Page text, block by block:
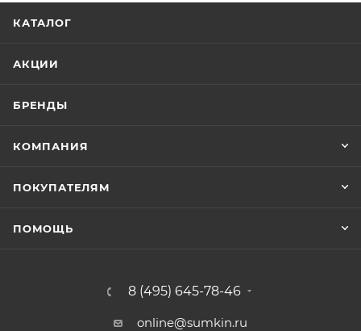
КАТАЛОГ
АКЦИИ
БРЕНДЫ
КОМПАНИЯ
ПОКУПАТЕЛЯМ
ПОМОЩЬ
8 (495) 645-78-46
online@sumkin.ru